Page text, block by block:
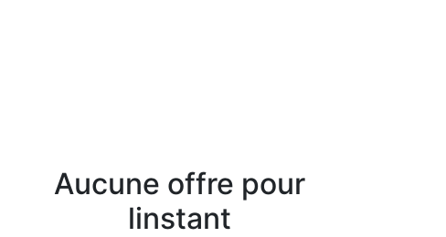
Aucune offre pour
linstant